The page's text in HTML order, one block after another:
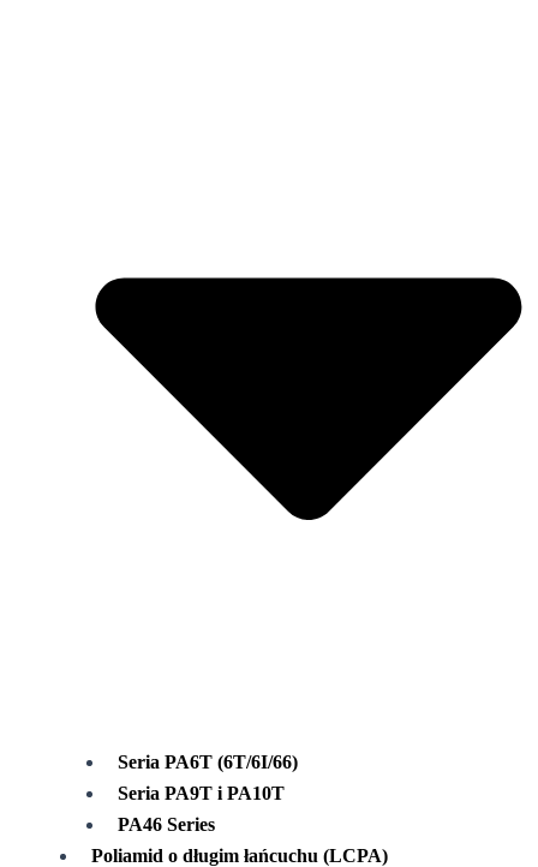
Seria PA6T (6T/6I/66)
Seria PA9T i PA10T
PA46 Series
Poliamid o długim łańcuchu (LCPA)